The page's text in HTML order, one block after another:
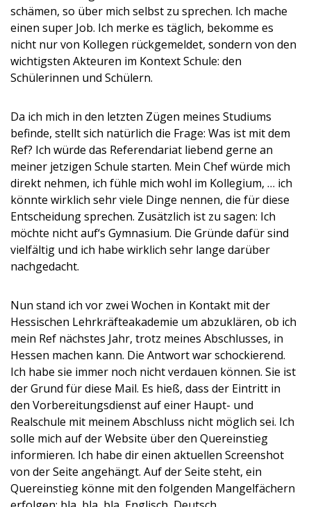
schämen, so über mich selbst zu sprechen. Ich mache
einen super Job. Ich merke es täglich, bekomme es
nicht nur von Kollegen rückgemeldet, sondern von den
wichtigsten Akteuren im Kontext Schule: den
Schülerinnen und Schülern.
Da ich mich in den letzten Zügen meines Studiums
befinde, stellt sich natürlich die Frage: Was ist mit dem
Ref? Ich würde das Referendariat liebend gerne an
meiner jetzigen Schule starten. Mein Chef würde mich
direkt nehmen, ich fühle mich wohl im Kollegium, … ich
könnte wirklich sehr viele Dinge nennen, die für diese
Entscheidung sprechen. Zusätzlich ist zu sagen: Ich
möchte nicht auf‘s Gymnasium. Die Gründe dafür sind
vielfältig und ich habe wirklich sehr lange darüber
nachgedacht.
Nun stand ich vor zwei Wochen in Kontakt mit der
Hessischen Lehrkräfteakademie um abzuklären, ob ich
mein Ref nächstes Jahr, trotz meines Abschlusses, in
Hessen machen kann. Die Antwort war schockierend.
Ich habe sie immer noch nicht verdauen können. Sie ist
der Grund für diese Mail. Es hieß, dass der Eintritt in
den Vorbereitungsdienst auf einer Haupt- und
Realschule mit meinem Abschluss nicht möglich sei. Ich
solle mich auf der Website über den Quereinstieg
informieren. Ich habe dir einen aktuellen Screenshot
von der Seite angehängt. Auf der Seite steht, ein
Quereinstieg könne mit den folgenden Mangelfächern